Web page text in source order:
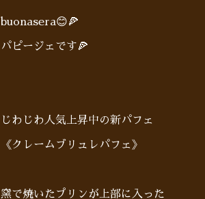
buonasera😊🍕
パピージェです🍕
じわじわ人気上昇中の新パフェ
《クレームブリュレパフェ》
窯で焼いたプリンが上部に入った